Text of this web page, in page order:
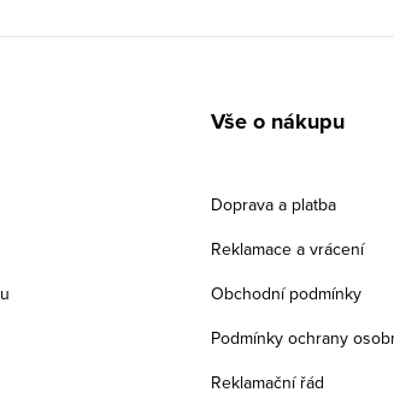
Vše o nákupu
Doprava a platba
Reklamace a vrácení
Obchodní podmínky
Podmínky ochrany
Reklamační řád